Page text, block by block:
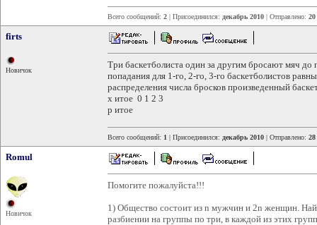
Всего сообщений: 2 | Присоединился: декабрь 2010 | Отправлено: 20
firts
Новичок
Три баскетболиста один за другим бросают мяч до
попадания для 1-го, 2-го, 3-го баскетболистов
распределения числа бросков произведенный
х итое 0 1 2 3
р итое
Всего сообщений: 1 | Присоединился: декабрь 2010 | Отправлено: 28
Romul
Новичок
Помогите пожалуйста!!!
1) Общество состоит из n мужчин и 2n женщин.
разбиении на группы по три, в каждой из этих